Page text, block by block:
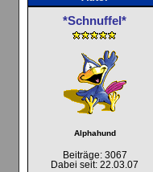
*Schnuffel*
Alphahund
Beiträge: 3067
Dabei seit: 22.03.07